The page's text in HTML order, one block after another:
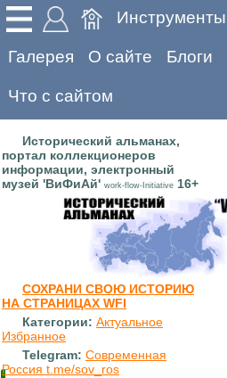
Инструменты
Галерея О сайте Блоги
Что с сайтом
Исторический альманах,
портал коллекционеров
информации, электронный
музей 'ВиФиАй' work-flow-Initiative 16+
СОХРАНИ СВОЮ ИСТОРИЮ
НА СТРАНИЦАХ WFI
Категории: Актуальное
Избранное
Telegram: Современная
Россия t.me/sov_ros